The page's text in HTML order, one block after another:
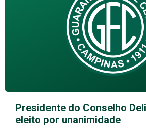
Presidente do Conselho
eleito por unanimidade